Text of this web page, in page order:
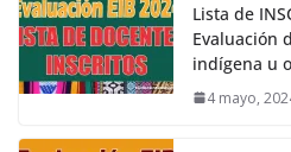
Lista de
Evaluación
indígena u
4 mayo,